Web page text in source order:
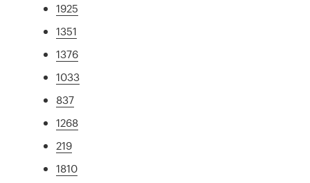
1925
1351
1376
1033
837
1268
219
1810